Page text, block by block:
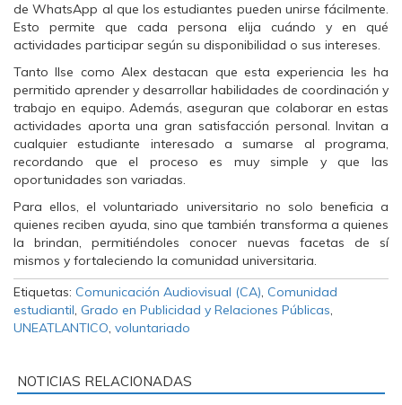
de WhatsApp al que los estudiantes pueden unirse fácilmente.
Esto permite que cada persona elija cuándo y en qué
actividades participar según su disponibilidad o sus intereses.
Tanto Ilse como Alex destacan que esta experiencia les ha
permitido aprender y desarrollar habilidades de coordinación y
trabajo en equipo. Además, aseguran que colaborar en estas
actividades aporta una gran satisfacción personal. Invitan a
cualquier estudiante interesado a sumarse al programa,
recordando que el proceso es muy simple y que las
oportunidades son variadas.
Para ellos, el voluntariado universitario no solo beneficia a
quienes reciben ayuda, sino que también transforma a quienes
la brindan, permitiéndoles conocer nuevas facetas de sí
mismos y fortaleciendo la comunidad universitaria.
Etiquetas: Comunicación Audiovisual (CA), Comunidad
estudiantil, Grado en Publicidad y Relaciones Públicas,
UNEATLANTICO, voluntariado
NOTICIAS RELACIONADAS